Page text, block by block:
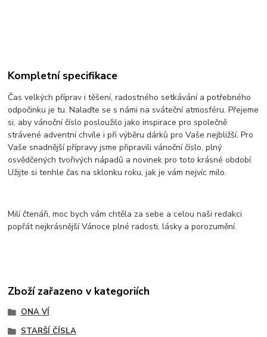
Kompletní specifikace
Čas velkých příprav i těšení, radostného setkávání a potřebného
odpočinku je tu. Nalaďte se s námi na sváteční atmosféru. Přejeme
si, aby vánoční číslo posloužilo jako inspirace pro společně
strávené adventní chvíle i při výběru dárků pro Vaše nejbližší. Pro
Vaše snadnější přípravy jsme připravili vánoční číslo, plný
osvědčených tvořivých nápadů a novinek pro toto krásné období.
Užijte si tenhle čas na sklonku roku, jak je vám nejvíc milo.
Milí čtenáři, moc bych vám chtěla za sebe a celou naši redakci
popřát nejkrásnější Vánoce plné radosti, lásky a porozumění.
Zboží zařazeno v kategoriích
ONA VÍ
STARŠÍ ČÍSLA